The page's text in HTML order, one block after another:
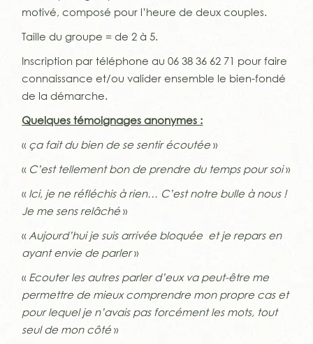
motivé, composé pour l’heure de deux couples.
Taille du groupe = de 2 à 5.
Inscription par téléphone au 06 38 36 62 71 pour faire
connaissance et/ou valider ensemble le bien-fondé
de la démarche.
Quelques témoignages anonymes :
« ça fait du bien de se sentir écoutée»
« C’est tellement bon de prendre du temps pour soi»
« Ici, je ne réfléchis à rien… C’est notre bulle à nous !
Je me sens relâché »
« Aujourd’hui je suis arrivée bloquée et je repars en
ayant envie de parler»
« Ecouter les autres parler d’eux va peut-être me
permettre de mieux comprendre mon propre cas et
pour lequel je n’avais pas forcément les mots, tout
seul de mon côté »